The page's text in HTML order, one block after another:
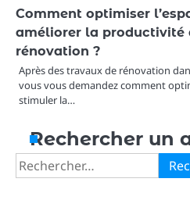
Comment optimiser
améliorer la productivité
rénovation ?
Après des travaux de rénovation
vous vous demandez comment
stimuler la…
Rechercher un
Rechercher :